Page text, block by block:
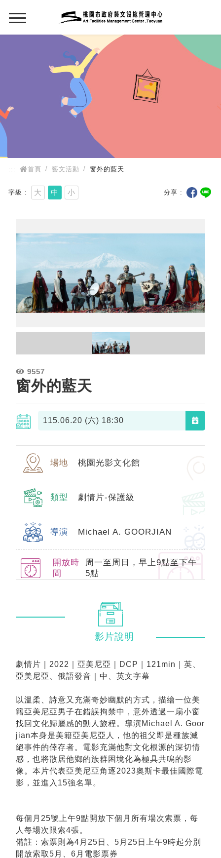
::: 首頁 藝文活動 窗外的藍天
字級 大 中 小 分享
9557
窗外的藍天
115.06.20 (六) 18:30
場地 桃園光影文化館
類型 劇情片-保護級
導演 Michael A. GOORJIAN
開放時
間
周一至周日，早上9點至下午
5點
影片說明
劇情片｜2022｜亞美尼亞｜DCP｜121min｜英、
亞美尼亞、俄語發音｜中、英文字幕
以溫柔、詩意又充滿奇妙幽默的方式，描繪一位美
籍亞美尼亞男子在錯誤拘禁中，意外透過一扇小窗
找回文化歸屬感的動人旅程。導演Michael A. Goor
jian本身是美籍亞美尼亞人，他的祖父即是種族滅
絕事件的倖存者。電影充滿他對文化根源的深切情
感，也將散居他鄉的族群困境化為極具共鳴的影
像。本片代表亞美尼亞角逐2023奧斯卡最佳國際電
影，並進入15強名單。
每個月25號上午9點開放下個月所有場次索票，每
人每場次限索4張。
備註：索票則為4月25日、5月25日上午9時起分別
開放索取5月、6月電影票券